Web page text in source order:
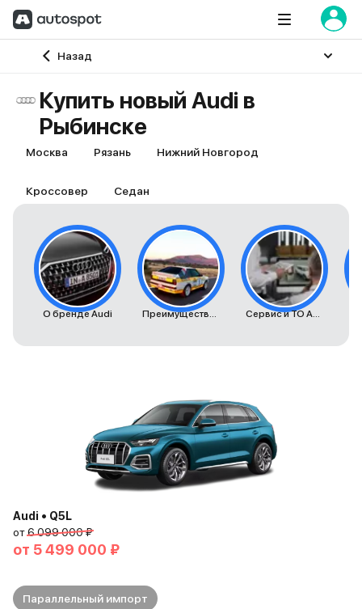
Назад
Главная
Купить новый Audi в
Рыбинске
Москва Рязань Нижний Новгород
Кроссовер Седан
О бренде Audi Преимущества автомобилей Audi Сервис и ТО Audi
Audi • Q5L
от6 099 000 ₽
от 5 499 000 ₽
Параллельный импорт